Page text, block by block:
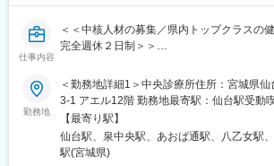
能のセットアップ、帳票入力の設定
ます。
■ご入社後の流れ：
ご入社後、先輩社員の同行をしていただき
勉強もしていただきます。
※提案をする際の相手が、衛生管理者や看護
方となる場合もあるため、検査項目の話し
ざいます。
仕事内容
＜＜中核人材の募集／県内トップクラスの
完全週休２日制＞＞
■募集背景：
今回当社の組織強化のため、中核人材の募
現状、管理職候補（課長・課長候補）とな
なっていることから、ご入社いただく方に
ご活躍を期待しております。
勤務地
＜勤務地詳細1＞中央診療所住所：宮城県
3-1 アエル12階 勤務地最寄駅：仙台駅受動
煙＜勤務地詳細2＞総合健診センター住所：
央1-6-12（仙台循環器病センター2F） 勤務
鉄南北線線／泉中央駅受動喫煙対策：屋内
【最寄り駅】
仙台駅、泉中央駅、あおば通駅、八乙女駅
駅(宮城県)